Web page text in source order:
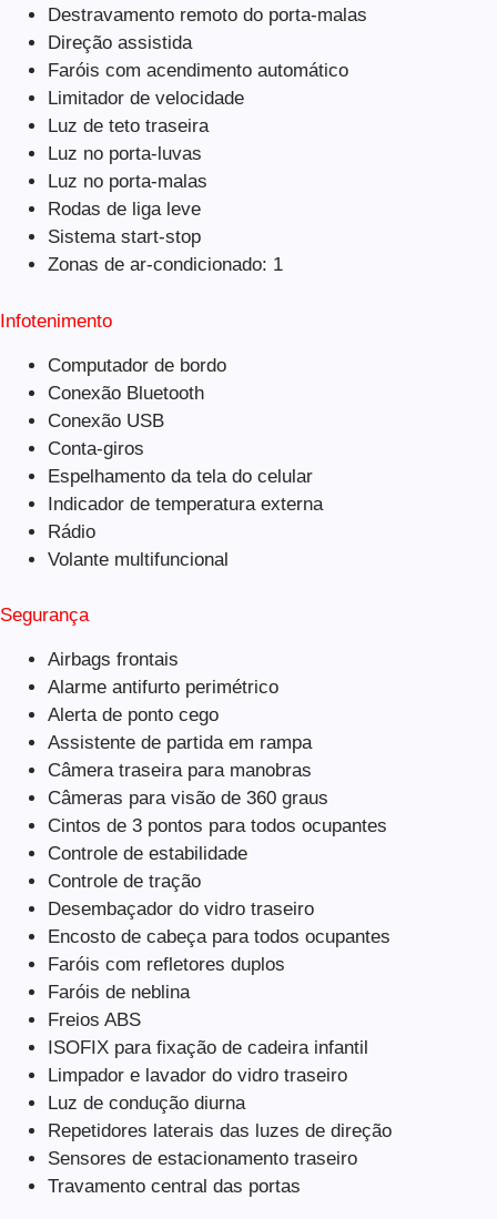
Destravamento remoto do porta-malas
Direção assistida
Faróis com acendimento automático
Limitador de velocidade
Luz de teto traseira
Luz no porta-luvas
Luz no porta-malas
Rodas de liga leve
Sistema start-stop
Zonas de ar-condicionado: 1
Infotenimento
Computador de bordo
Conexão Bluetooth
Conexão USB
Conta-giros
Espelhamento da tela do celular
Indicador de temperatura externa
Rádio
Volante multifuncional
Segurança
Airbags frontais
Alarme antifurto perimétrico
Alerta de ponto cego
Assistente de partida em rampa
Câmera traseira para manobras
Câmeras para visão de 360 graus
Cintos de 3 pontos para todos ocupantes
Controle de estabilidade
Controle de tração
Desembaçador do vidro traseiro
Encosto de cabeça para todos ocupantes
Faróis com refletores duplos
Faróis de neblina
Freios ABS
ISOFIX para fixação de cadeira infantil
Limpador e lavador do vidro traseiro
Luz de condução diurna
Repetidores laterais das luzes de direção
Sensores de estacionamento traseiro
Travamento central das portas